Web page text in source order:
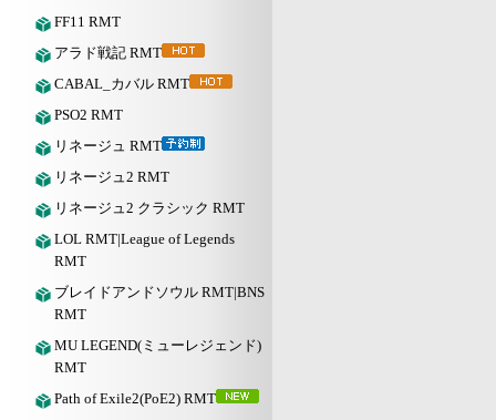
FF11 RMT
アラド戦記 RMT
CABAL_カバル RMT
PSO2 RMT
リネージュ RMT
リネージュ2 RMT
リネージュ2 クラシック RMT
LOL RMT|League of Legends
RMT
ブレイドアンドソウル RMT|BNS
RMT
MU LEGEND(ミューレジェンド)
RMT
Path of Exile2(PoE2) RMT